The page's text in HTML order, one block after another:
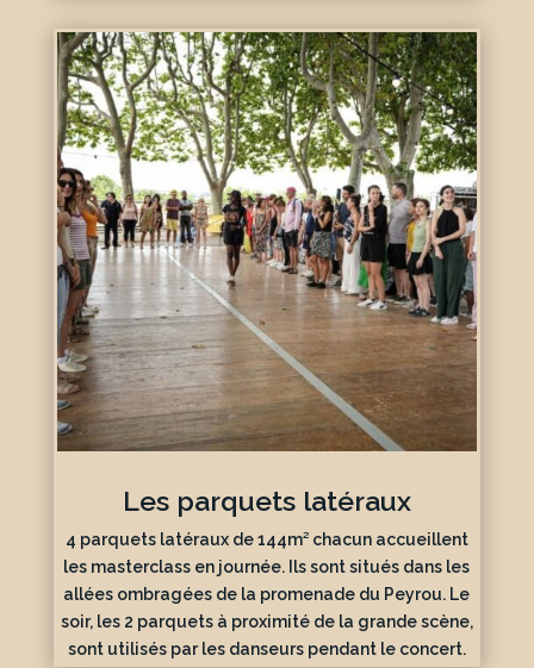
Les parquets latéraux
4 parquets latéraux de 144m² chacun accueillent
les masterclass en journée. Ils sont situés dans les
allées ombragées de la promenade du Peyrou. Le
soir, les 2 parquets à proximité de la grande scène,
sont utilisés par les danseurs pendant le concert.